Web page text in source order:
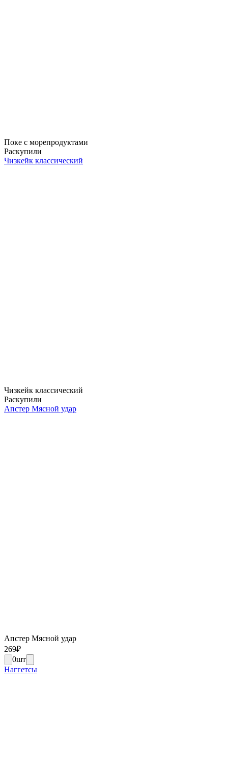
Поке с морепродуктами
Раскупили
Чизкейк классический
Чизкейк классический
Раскупили
Апстер Мясной удар
Апстер Мясной удар
269₽
0шт
Наггетсы